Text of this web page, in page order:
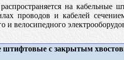
на кабельные
проводов и кабелей
и велосипедного
с закрытым